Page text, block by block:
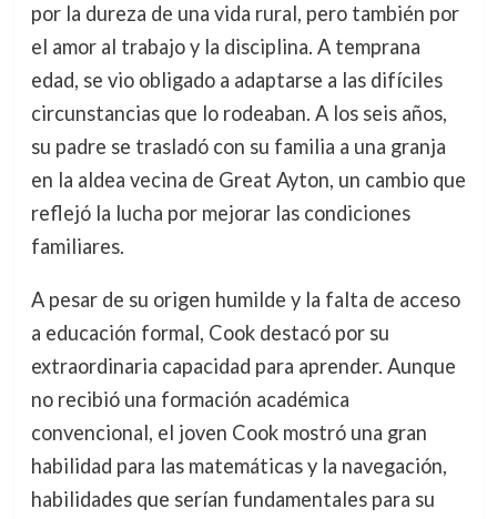
por la dureza de una vida rural, pero también por
el amor al trabajo y la disciplina. A temprana
edad, se vio obligado a adaptarse a las difíciles
circunstancias que lo rodeaban. A los seis años,
su padre se trasladó con su familia a una granja
en la aldea vecina de Great Ayton, un cambio que
reflejó la lucha por mejorar las condiciones
familiares.
A pesar de su origen humilde y la falta de acceso
a educación formal, Cook destacó por su
extraordinaria capacidad para aprender. Aunque
no recibió una formación académica
convencional, el joven Cook mostró una gran
habilidad para las matemáticas y la navegación,
habilidades que serían fundamentales para su